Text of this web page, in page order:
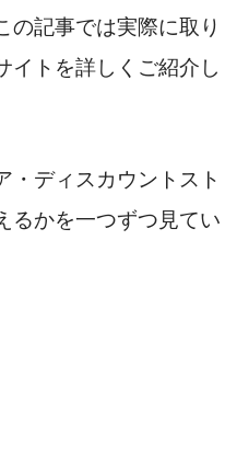
の記事では実際に取り
イトを詳しくご紹介し
・ディスカウントスト
るかを一つずつ見てい